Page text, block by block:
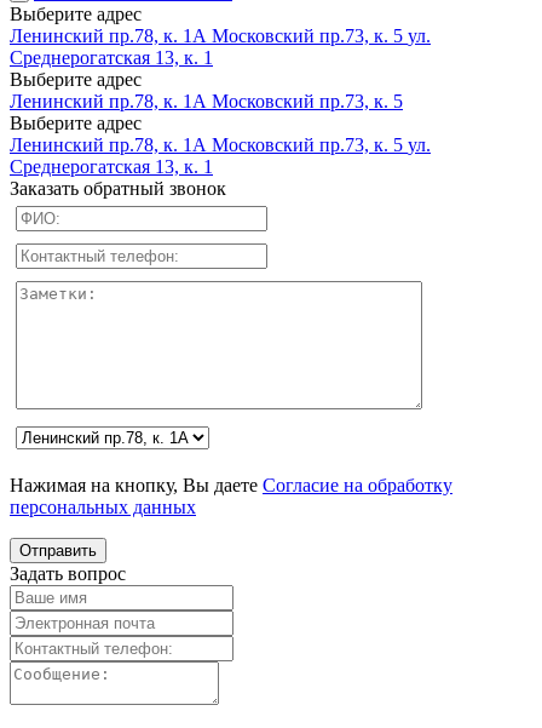
Выберите адрес
Ленинский пр.78, к. 1А Московский пр.73, к. 5 ул.
Среднерогатская 13, к. 1
Выберите адрес
Ленинский пр.78, к. 1А Московский пр.73, к. 5
Выберите адрес
Ленинский пр.78, к. 1А Московский пр.73, к. 5 ул.
Среднерогатская 13, к. 1
Заказать обратный звонок
Нажимая на кнопку, Вы даете Согласие на обработку
персональных данных
Задать вопрос